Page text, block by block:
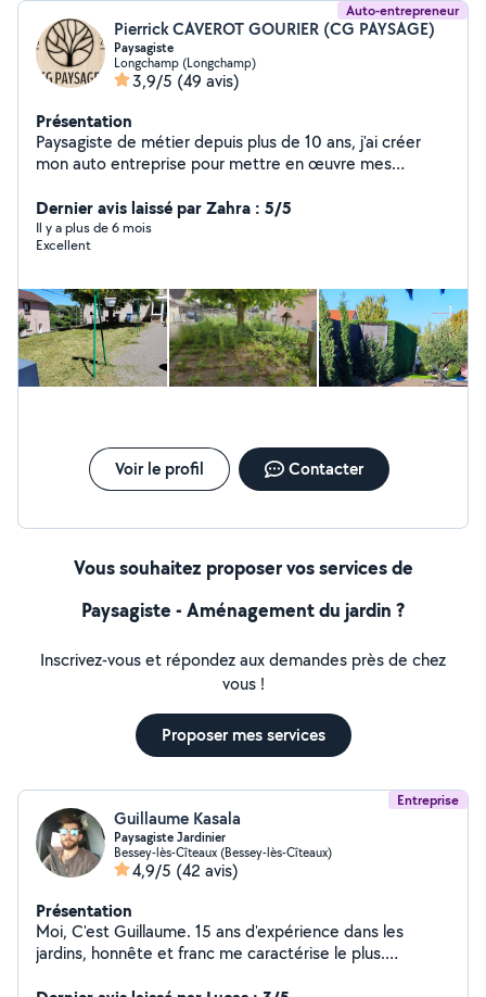
Auto-entrepreneur
Pierrick CAVEROT GOURIER (CG PAYSAGE)
Paysagiste
Longchamp (Longchamp)
3,9/5 (49 avis)
Présentation
Paysagiste de métier depuis plus de 10 ans, j'ai créer
mon auto entreprise pour mettre en œuvre mes
déductible des impôts a hauteur de 50%
Dernier avis laissé par Zahra : 5/5
Il y a plus de 6 mois
Excellent
Voir le profil Contacter
Vous souhaitez proposer vos services de
Paysagiste - Aménagement du jardin ?
Inscrivez-vous et répondez aux demandes près de chez
vous !
Proposer mes services
Entreprise
Guillaume Kasala
Paysagiste Jardinier
Bessey-lès-Cîteaux (Bessey-lès-Cîteaux)
4,9/5 (42 avis)
Présentation
Moi, C'est Guillaume. 15 ans d'expérience dans les
jardins, honnête et franc me caractérise le plus.